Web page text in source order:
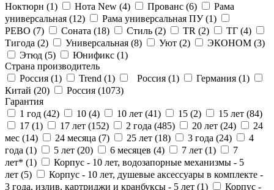
Ноктюрн (1) Нота New (4) Прованс (6)
Рама
универсальная (12) Рама универсальная ПУ (1)
РЕВО (7) Соната (18) Стиль (2) ТR (2) ТГ (4)
Тигода (2) Универсальная (8) Уют (2) ЭКОНОМ (3)
Этюд (5) Юнификс (1)
Страна производитель
Россия (1) Trend (1) Россия (1) Германия (1)
Китай (20) Россия (1073)
Гарантия
1 год (42) 10 (4) 10 лет (41) 15 (2) 15 лет (84)
17 (1) 17 лет (152) 2 года (485) 20 лет (24)
24
мес (14) 24 месяца (7) 25 лет (18) 3 года (24)
4
года (1) 5 лет (20) 6 месяцев (4) 7 лет (1)
7
лет* (1)
Корпус - 10 лет, водозапорные механизмы - 5
лет (5)
Корпус - 10 лет, душевые аксессуары в комплекте -
3 года, излив, картриджи и кранбуксы - 5 лет (1) Корпус -